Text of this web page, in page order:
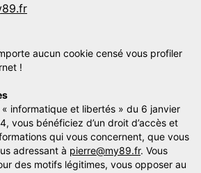
aucun cookie censé vous profiler
!
informatique et libertés » du 6 janvier
vous bénéficiez d’un droit d’accès et
qui vous concernent, que vous
adressant à pierre@my89.fr. Vous
des motifs légitimes, vous opposer au